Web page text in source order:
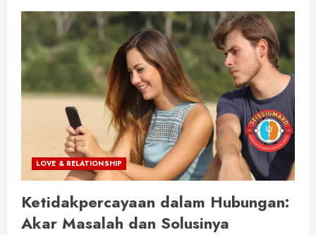
LOVE & RELATIONSHIP
Ketidakpercayaan dalam Hubungan:
Akar Masalah dan Solusinya